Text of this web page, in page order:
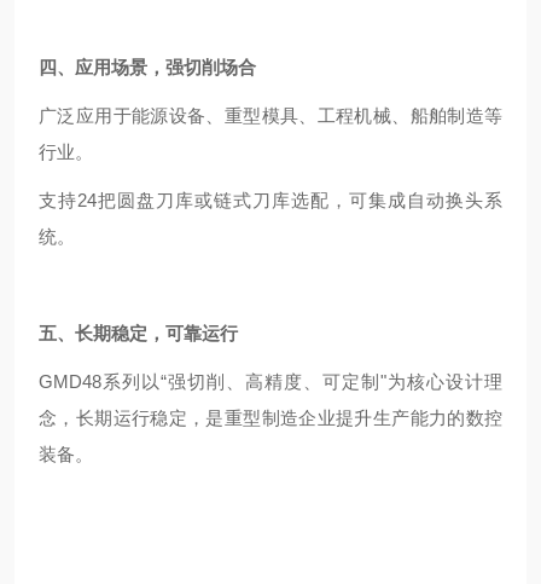
四、应用场景，强切削场合
广泛应用于能源设备、重型模具、工程机械、船舶制造等
行业。
支持24把圆盘刀库或链式刀库选配，可集成自动换头系
统。
五、长期稳定，可靠运行
GMD48系列以“强切削、高精度、可定制"为核心设计理
念，长期运行稳定，是重型制造企业提升生产能力的数控
装备。